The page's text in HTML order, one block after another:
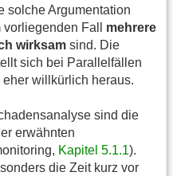
solche Argumentation
Fall mehrere
wirksam sind. Die
sich bei Parallelfällen
willkürlich heraus.
sind die
erwähnten
Kapitel 5.1.1).
die Zeit kurz vor